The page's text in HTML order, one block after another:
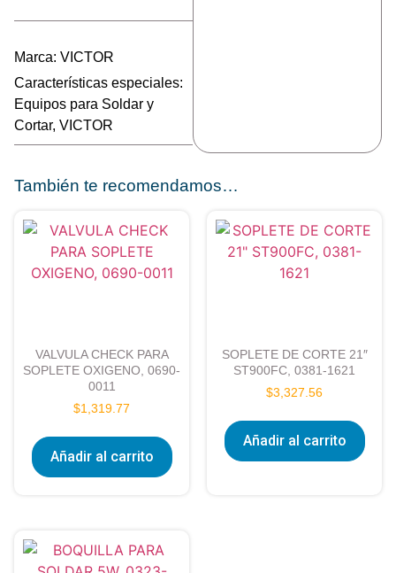
Marca: VICTOR
Características especiales:
Equipos para Soldar y
Cortar, VICTOR
También te recomendamos…
VALVULA CHECK PARA
SOPLETE OXIGENO, 0690-
0011
$1,319.77
Añadir al carrito
SOPLETE DE CORTE 21″
ST900FC, 0381-1621
$3,327.56
Añadir al carrito